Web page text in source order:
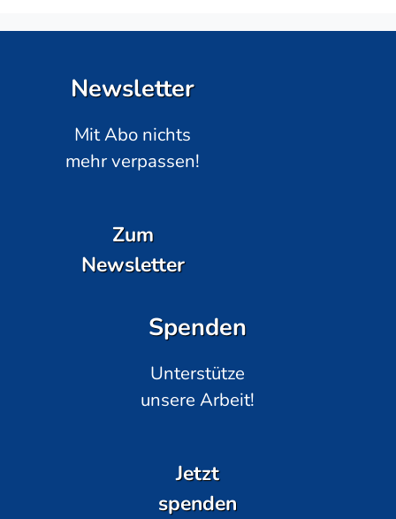
Newsletter
Mit Abo nichts
mehr verpassen!
Zum
Newsletter
Spenden
Unterstütze
unsere Arbeit!
Jetzt
spenden